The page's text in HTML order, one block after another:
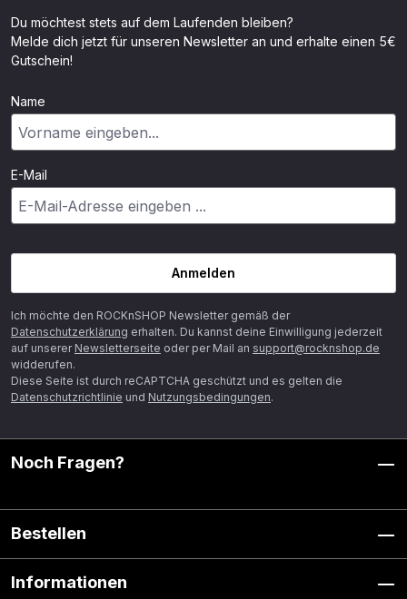
Du möchtest stets auf dem Laufenden bleiben?
Melde dich jetzt für unseren Newsletter an und erhalte einen 5€
Gutschein!
Name
E-Mail
Anmelden
Ich möchte den ROCKnSHOP Newsletter gemäß der
Datenschutzerklärung erhalten. Du kannst deine Einwilligung jederzeit
auf unserer Newsletterseite oder per Mail an support@rocknshop.de
widderufen.
Diese Seite ist durch reCAPTCHA geschützt und es gelten die
Datenschutzrichtlinie und Nutzungsbedingungen.
Noch Fragen?
Bestellen
Informationen